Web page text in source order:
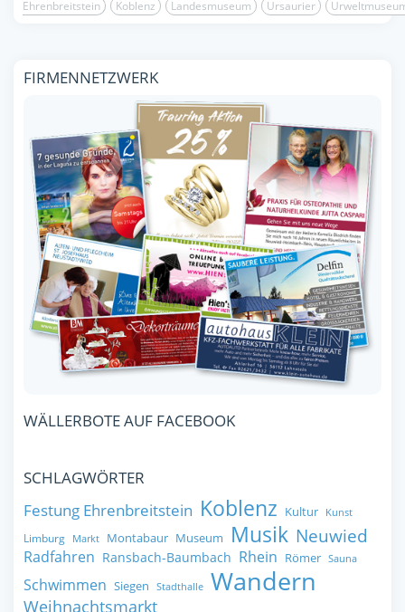
Ehrenbreitstein
Koblenz Landesmuseum Ursaurier
FIRMENNETZWERK
WÄLLERBOTE AUF FACEBOOK
SCHLAGWÖRTER
Festung Ehrenbreitstein Koblenz Kultur Kunst
Limburg Markt Montabaur Museum Musik Neuwied
Radfahren Ransbach-Baumbach Rhein Römer Sauna
Schwimmen Siegen Stadthalle Wandern
Weihnachtsmarkt